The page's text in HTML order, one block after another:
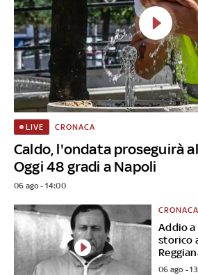
Caldo, l'ondata proseguirà
Oggi 48 gradi a Napoli
LIVE CRONACA
06 ago - 14:00
Addio
storico
CRONACA
06 ago -